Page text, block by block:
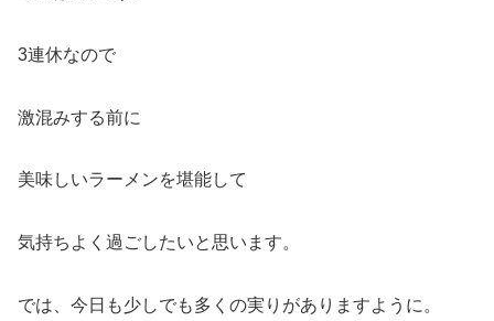
3連休なので
激混みする前に
美味しいラーメンを堪能して
気持ちよく過ごしたいと思います。
では、今日も少しでも多くの実りがありますように。